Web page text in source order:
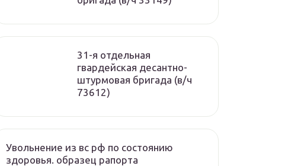
31-я отдельная
гвардейская десантно-
штурмовая бригада (в/ч
73612)
Увольнение из вс рф по состоянию
здоровья. образец рапорта